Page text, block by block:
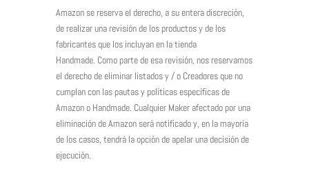
Amazon se reserva el derecho, a su entera discreción,
de realizar una revisión de los productos y de los
fabricantes que los incluyan en la tienda
Handmade. Como parte de esa revisión, nos reservamos
el derecho de eliminar listados y / o Creadores que no
cumplan con las pautas y políticas específicas de
Amazon o Handmade. Cualquier Maker afectado por una
eliminación de Amazon será notificado y, en la mayoría
de los casos, tendrá la opción de apelar una decisión de
ejecución.